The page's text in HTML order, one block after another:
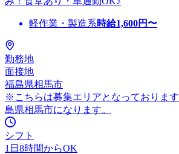
軽作業・製造系時給1,600円〜
勤務地
面接地
福島県相馬市
※こちらは募集エリアとなっておりま
島県相馬市になります。
シフト
1日8時間からOK